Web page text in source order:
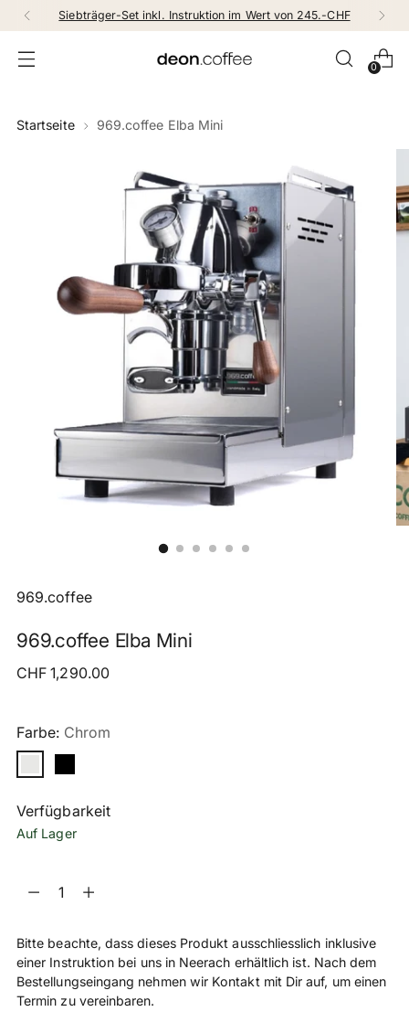
Siebträger-Set inkl. Instruktion im Wert von 245.-CHF
0
Startseite 969.coffee Elba Mini
969.coffee
969.coffee Elba Mini
Regulärer
CHF 1,290.00
Farbe: Chrom
Verfügbarkeit
Auf Lager
Menge
Bitte beachte, dass dieses Produkt ausschliesslich inklusive
einer Instruktion bei uns in Neerach erhältlich ist. Nach dem
Bestellungseingang nehmen wir Kontakt mit Dir auf, um einen
Termin zu vereinbaren.